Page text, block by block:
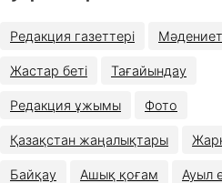
Редакция газеттері Мәдениет
Жастар беті Тағайындау
Редакция ұжымы Фото
Қазақстан жаңалықтары
Байқау Ашық қоғам Ауыл